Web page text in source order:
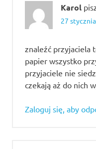
szukam
przyjaciela
na dobre i
szukam
przyjaciółki
pogadania
hobby w
Karol
27
znaleźć przyjaciela
papier wszystko
przyjaciele nie
czekają aż do nich
Zaloguj się, aby